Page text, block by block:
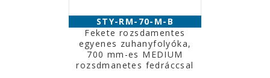
STY-RM-70-M-B
Fekete rozsdamentes
egyenes zuhanyfolyóka,
700 mm-es MEDIUM
rozsdmanetes fedráccsal